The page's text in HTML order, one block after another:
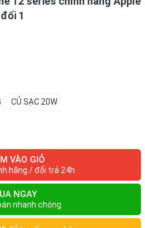
1
CỦ SẠC 20W
VÀO GIỎ
hãng / đổi trả 24h
NGAY
nhanh chóng